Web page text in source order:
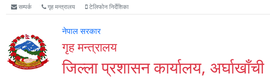
Accessibility
Mode
गर्नुहोस्
मुख्य
सामाग्री
मुख्य
नेभिगेसन
वेबसाइट
खोजमा
सम्पर्क गृह मन्त्रालय टेलिफोन निर्देशिका
नेपाल सरकार
गृह मन्त्रालय
जिल्ला प्रशासन कार्यालय, अर्घाखाँची